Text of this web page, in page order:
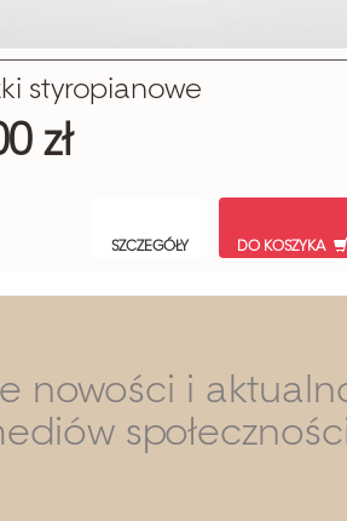
styropianowe
zł
SZCZEGÓŁY DO KOSZYKA
nowości i